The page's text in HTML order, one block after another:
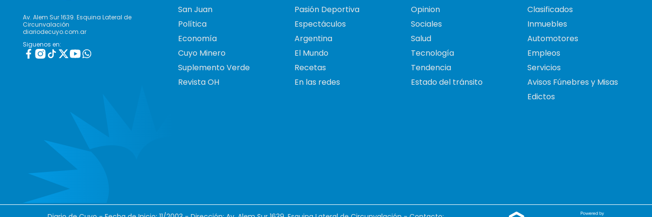
Av. Alem Sur 1639. Esquina Lateral de
Circunvalación
diariodecuyo.com.ar
Siguenos en:
San Juan
Política
Economía
Cuyo Minero
Suplemento Verde
Revista OH
Pasión Deportiva
Espectáculos
Argentina
El Mundo
Recetas
En las redes
Opinion
Sociales
Salud
Tecnología
Tendencia
Estado del tránsito
Clasificados
Inmuebles
Automotores
Empleos
Servicios
Avisos Fúnebres y Misas
Edictos